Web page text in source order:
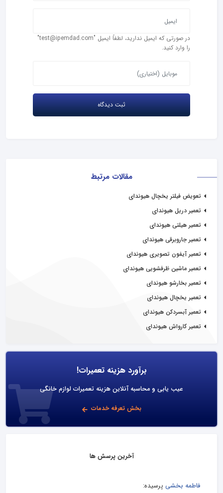
مقالات مرتبط
تعویض فیلتر یخچال هیوندای
تعمیر دریل هیوندای
تعمیر هیلتی هیوندای
تعمیر جاروبرقی هیوندای
تعمیر آیفون تصویری هیوندای
تعمیر ماشین ظرفشویی هیوندای
تعمیر بخارشو هیوندای
تعمیر یخچال هیوندای
تعمیر آبسردکن هیوندای
تعمیر کارواش هیوندای
برآورد هزینه تعمیرات!
عیب یابی و محاسبه آنلاین هزینه تعمیرات لوازم خانگی
بخش تعرفه خدمات
در صورتی که ایمیل ندارید، لطفاً ایمیل "test@ipemdad.com"
را وارد کنید.
آخرین پرسش ها
فاطمه بخشی پرسیده: